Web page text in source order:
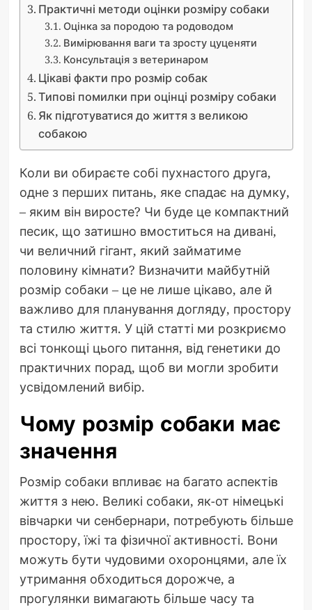
Практичні методи оцінки розміру собаки
Оцінка за породою та родоводом
Вимірювання ваги та зросту цуценяти
Консультація з ветеринаром
Цікаві факти про розмір собак
Типові помилки при оцінці розміру собаки
Як підготуватися до життя з великою
собакою
Коли ви обираєте собі пухнастого друга,
одне з перших питань, яке спадає на думку,
– яким він виросте? Чи буде це компактний
песик, що затишно вмоститься на дивані,
чи величний гігант, який займатиме
половину кімнати? Визначити майбутній
розмір собаки – це не лише цікаво, але й
важливо для планування догляду, простору
та стилю життя. У цій статті ми розкриємо
всі тонкощі цього питання, від генетики до
практичних порад, щоб ви могли зробити
усвідомлений вибір.
Чому розмір собаки має
значення
Розмір собаки впливає на багато аспектів
життя з нею. Великі собаки, як-от німецькі
вівчарки чи сенбернари, потребують більше
простору, їжі та фізичної активності. Вони
можуть бути чудовими охоронцями, але їх
утримання обходиться дорожче, а
прогулянки вимагають більше часу та